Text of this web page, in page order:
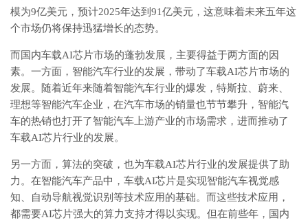
模为9亿美元，预计2025年达到91亿美元，这意味着未来五年这
个市场仍将保持迅猛增长的态势。
而国内车载AI芯片市场的蓬勃发展，主要得益于两方面的因
素。一方面，智能汽车行业的发展，带动了车载AI芯片市场的
发展。随着近年来随着智能汽车行业的爆发，特斯拉、蔚来、
理想等智能汽车企业，在汽车市场的销量也节节攀升，智能汽
车的热销也打开了智能汽车上游产业的市场需求，进而推动了
车载AI芯片行业的发展。
另一方面，算法的突破，也为车载AI芯片行业的发展提供了助
力。在智能汽车产品中，车载AI芯片是实现智能汽车视觉感
知、自动导航视觉识别等技术应用的基础。而这些技术应用，
都需要AI芯片强大的算力支持才得以实现。但在前些年，国内